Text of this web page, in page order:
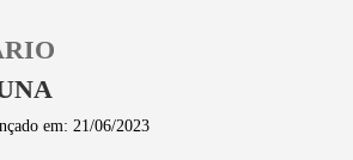
em: 21/06/2023